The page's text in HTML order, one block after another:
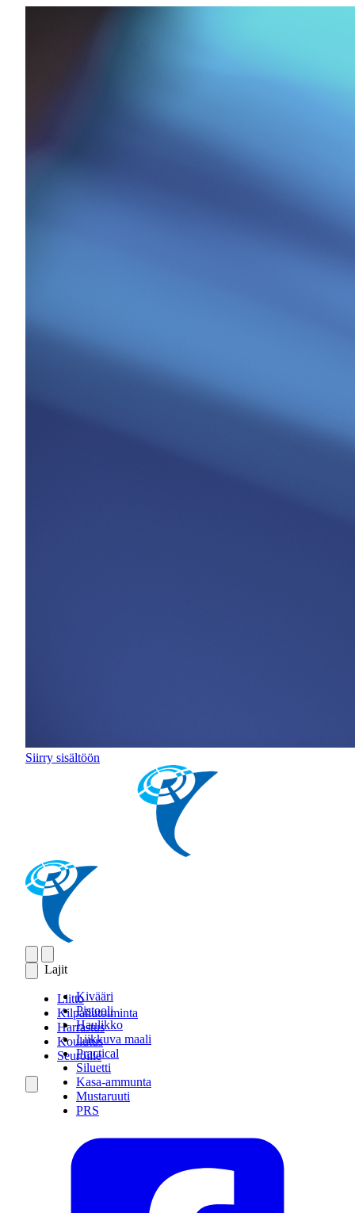
Siirry sisältöön
Lajit
Kivääri
Pistooli
Haulikko
Liikkuva maali
Practical
Siluetti
Kasa-ammunta
Mustaruuti
PRS
Liitto
Kilpailutoiminta
Harrastus
Koulutus
Seuroille